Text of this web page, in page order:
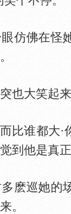
仿佛在怪
大笑起来
谁都大·
到他是真正
巡她的
。